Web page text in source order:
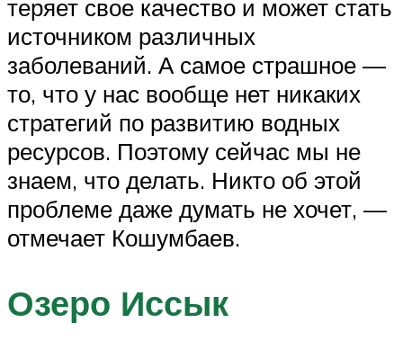
теряет свое качество и может стать
источником различных
заболеваний. А самое страшное —
то, что у нас вообще нет никаких
стратегий по развитию водных
ресурсов. Поэтому сейчас мы не
знаем, что делать. Никто об этой
проблеме даже думать не хочет, —
отмечает Кошумбаев.
Озеро Иссык